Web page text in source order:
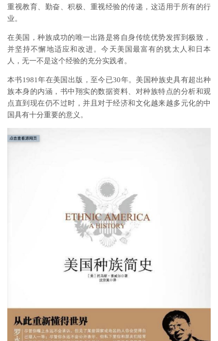
重视教育、勤奋、积极、重视经验的传递，这适用于所有的行
业。
在美国，种族成功的唯一出路是将自身传统优势发挥到极致，
并坚持不懈地适应和改进。今天美国最富有的犹太人和日本
人，无一不是这个经验的充分实践者。
本书1981年在美国出版，至今已30年。美国种族史具有超出种
族本身的内涵，书中翔实的数据资料、对种族特点的分析和观
点直到现在仍不过时，并且对于经济和文化越来越多元化的中
国具有十分重要的意义。